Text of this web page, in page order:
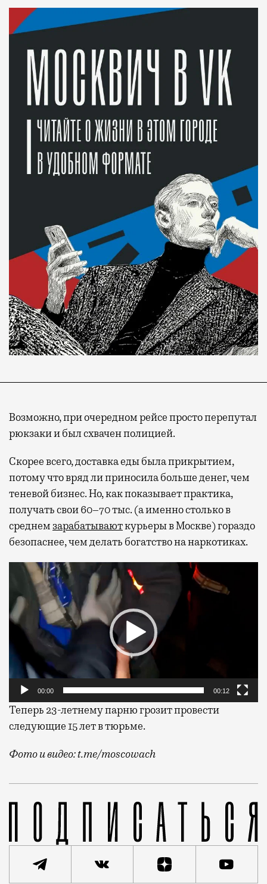
Возможно, при очередном рейсе просто перепутал
рюкзаки и был схвачен полицией.
Скорее всего, доставка еды была прикрытием,
потому что вряд ли приносила больше денег, чем
теневой бизнес. Но, как показывает практика,
получать свои 60–70 тыс. (а именно столько в
среднем зарабатываюткурьеры в Москве) гораздо
безопаснее, чем делать богатство на наркотиках.
Видеоплеер
00:00 00:12
Теперь 23-летнему парню грозит провести
следующие 15 лет в тюрьме.
Фото и видео: t.me/moscowach
Как пишет телеграм-канал «Интересная Москва»,